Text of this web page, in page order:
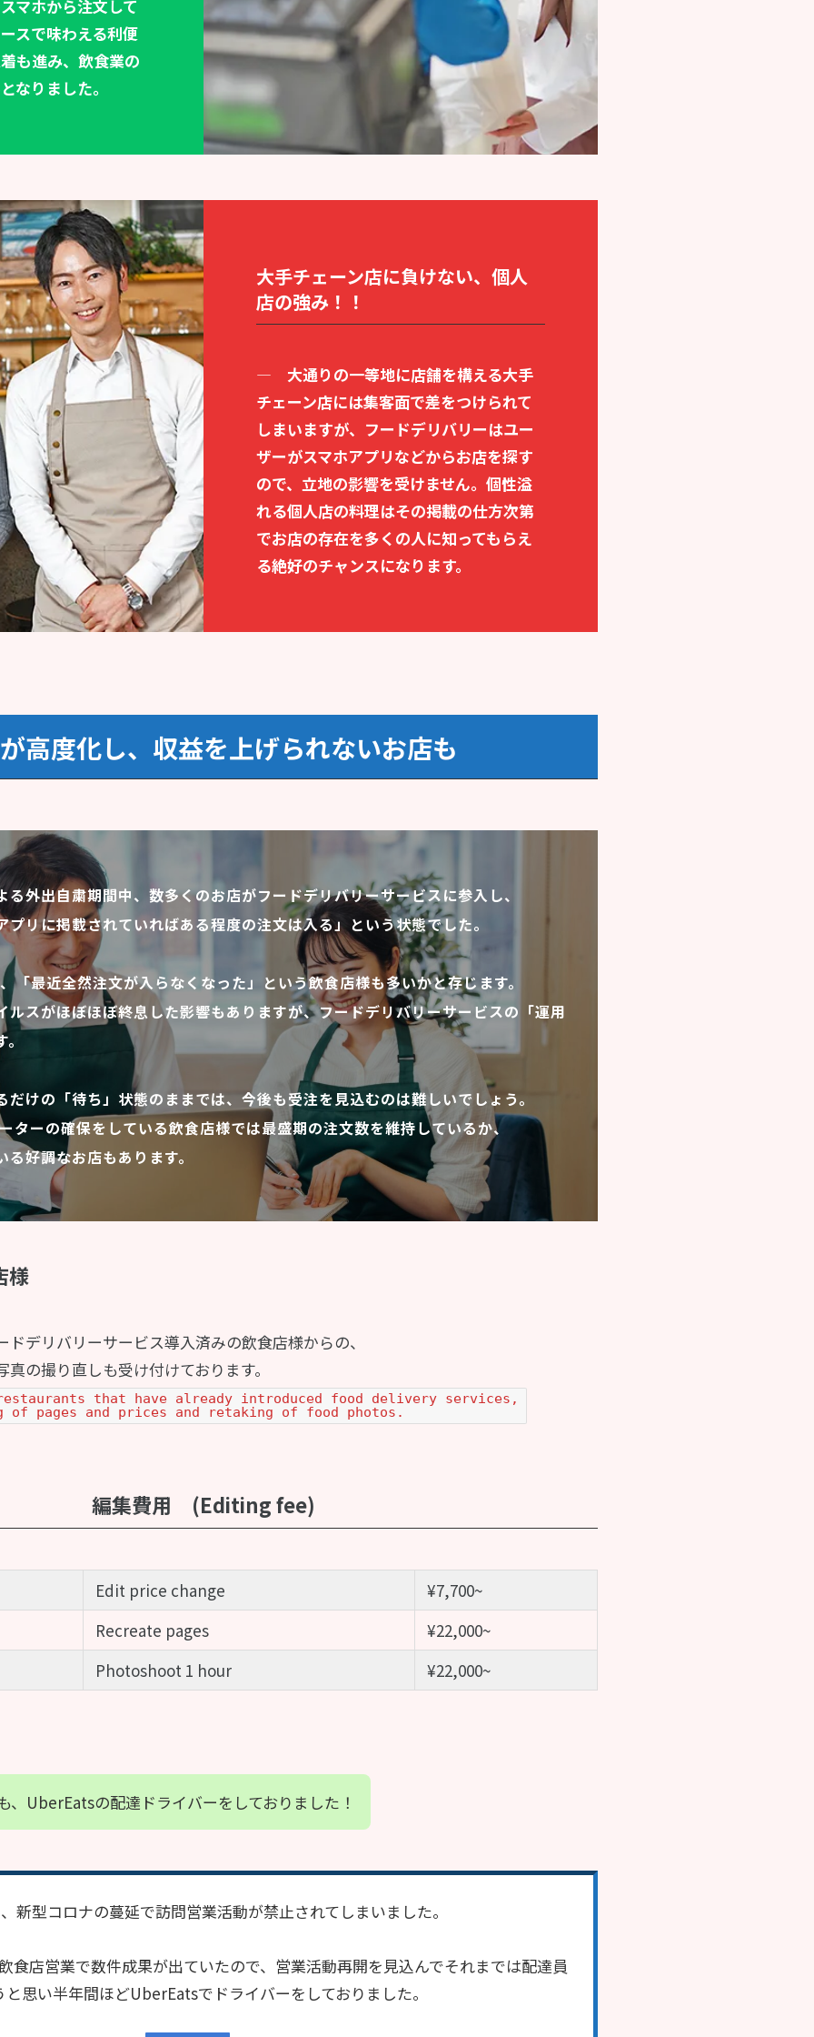
マホから注文して
スで味わえる利便
も進み、飲食業の
なりました。
大手チェーン店に負けない、個人
店の強み！！
— 大通りの一等地に店舗を構える大手
チェーン店には集客面で差をつけられて
しまいますが、フードデリバリーはユー
ザーがスマホアプリなどからお店を探す
ので、立地の影響を受けません。個性溢
れる個人店の料理はその掲載の仕方次第
でお店の存在を多くの人に知ってもらえ
る絶好のチャンスになります。
高度化し、収益を上げられないお店も
外出自粛期間中、数多くのお店がフードデリバリーサービスに参入し、
リに掲載されていればある程度の注文は入る」という状態でした。
「最近全然注文が入らなくなった」という飲食店様も多いかと存じます。
ルスがほぼほぼ終息した影響もありますが、フードデリバリーサービスの「運用
けの「待ち」状態のままでは、今後も受注を見込むのは難しいでしょう。
ターの確保をしている飲食店様では最盛期の注文数を維持しているか、
好調なお店もあります。
様
デリバリーサービス導入済みの飲食店様からの、
の撮り直しも受け付けております。
that have already introduced food delivery services,
of pages and prices and retaking of food photos.
編集費用 (Editing fee)
Edit price change
¥7,700~
Recreate pages
¥22,000~
Photoshoot 1 hour
¥22,000~
、UberEatsの配達ドライバーをしておりました！
新型コロナの蔓延で訪問営業活動が禁止されてしまいました。
食店営業で数件成果が出ていたので、営業活動再開を見込んでそれまでは配達員
思い半年間ほどUberEatsでドライバーをしておりました。